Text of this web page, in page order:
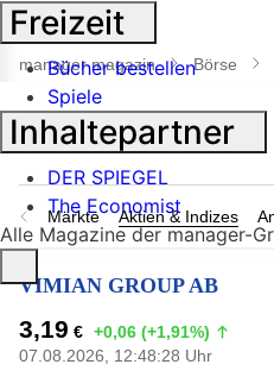
Suche
öffnen
manager magazin Börse
Märkte Aktien & Indizes
VIMIAN GROUP AB
3,19 € +0,06 (+1,91%)
07.08.2026, 12:48:28 Uhr
Freizeit
Bücher bestellen
Spiele
Inhaltepartner
DER SPIEGEL
The Economist
Alle Magazine der manager-